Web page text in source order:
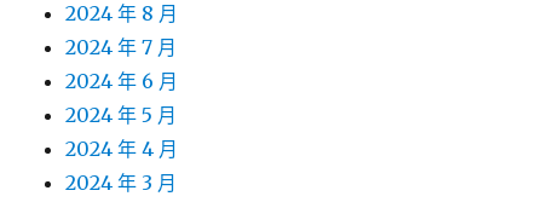
2024 年 8 月
2024 年 7 月
2024 年 6 月
2024 年 5 月
2024 年 4 月
2024 年 3 月